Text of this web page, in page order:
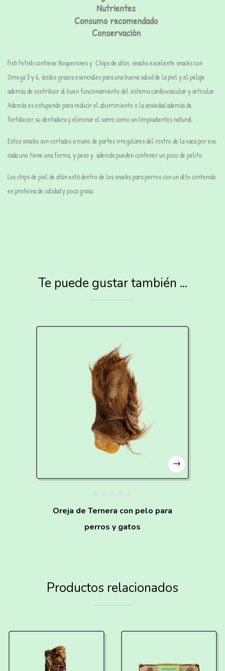
Nutrientes
Consumo recomendado
Conservación
Fish Fetish contiene Boquerones y Chips de atún, snacks excelente snacks con
Omega 3 y 6, ácidos grasos esenciales para una buena salud de la piel y el pelaje
además de contribuir al buen funcionamiento del sistema cardiovascular y articular.
Además es estupendo para reducir el aburrimiento o la ansiedad además de
fortalecer su dentadura y eliminar el sarro como un limpiadientes natural.
Estos snacks son cortados a mano de partes irregulares del rostro de la vaca por eso
cada uno tiene una forma, y peso y además pueden contener un poco de pelito.
Los chips de piel de atún está dentro de los snacks para perros con un alto contenido
enproteínade calidad ypoca grasa.
Te puede gustar también ...
Oreja de Ternera con pelo para
perros y gatos
Productos relacionados